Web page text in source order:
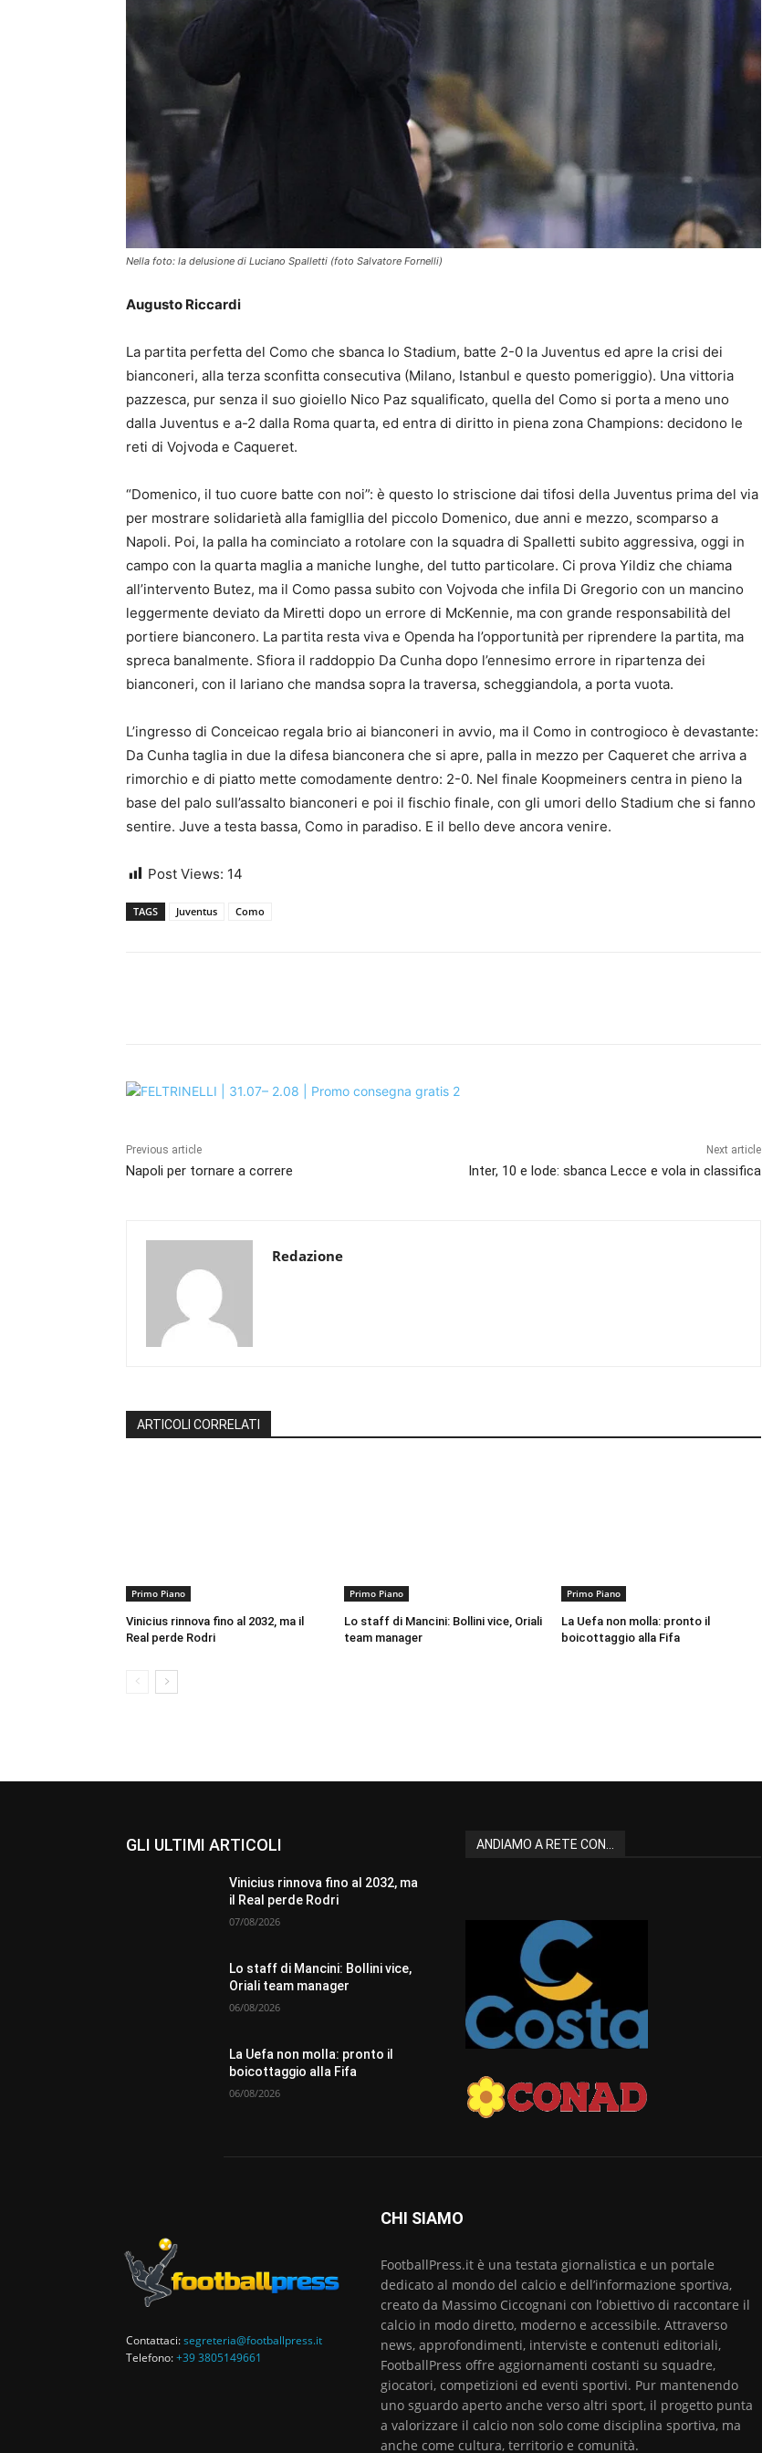
Nella foto: la delusione di Luciano Spalletti (foto Salvatore Fornelli)
Augusto Riccardi
La partita perfetta del Como che sbanca lo Stadium, batte 2-0 la Juventus ed apre la crisi dei
bianconeri, alla terza sconfitta consecutiva (Milano, Istanbul e questo pomeriggio). Una vittoria
pazzesca, pur senza il suo gioiello Nico Paz squalificato, quella del Como si porta a meno uno
dalla Juventus e a-2 dalla Roma quarta, ed entra di diritto in piena zona Champions: decidono le
reti di Vojvoda e Caqueret.
“Domenico, il tuo cuore batte con noi”: è questo lo striscione dai tifosi della Juventus prima del via
per mostrare solidarietà alla famigllia del piccolo Domenico, due anni e mezzo, scomparso a
Napoli. Poi, la palla ha cominciato a rotolare con la squadra di Spalletti subito aggressiva, oggi in
campo con la quarta maglia a maniche lunghe, del tutto particolare. Ci prova Yildiz che chiama
all’intervento Butez, ma il Como passa subito con Vojvoda che infila Di Gregorio con un mancino
leggermente deviato da Miretti dopo un errore di McKennie, ma con grande responsabilità del
portiere bianconero. La partita resta viva e Openda ha l’opportunità per riprendere la partita, ma
spreca banalmente. Sfiora il raddoppio Da Cunha dopo l’ennesimo errore in ripartenza dei
bianconeri, con il lariano che mandsa sopra la traversa, scheggiandola, a porta vuota.
L’ingresso di Conceicao regala brio ai bianconeri in avvio, ma il Como in controgioco è devastante:
Da Cunha taglia in due la difesa bianconera che si apre, palla in mezzo per Caqueret che arriva a
rimorchio e di piatto mette comodamente dentro: 2-0. Nel finale Koopmeiners centra in pieno la
base del palo sull’assalto bianconeri e poi il fischio finale, con gli umori dello Stadium che si fanno
sentire. Juve a testa bassa, Como in paradiso. E il bello deve ancora venire.
Post Views: 14
TAGS Juventus Como
Previous article
Napoli per tornare a correre
Next article
Inter, 10 e lode: sbanca Lecce e vola in classifica
Redazione
ARTICOLI CORRELATI
Primo Piano
Vinicius rinnova fino al 2032, ma il
Real perde Rodri
Primo Piano
Lo staff di Mancini: Bollini vice, Oriali
team manager
Primo Piano
La Uefa non molla: pronto il
boicottaggio alla Fifa
GLI ULTIMI ARTICOLI
Vinicius rinnova fino al 2032, ma
il Real perde Rodri
07/08/2026
Lo staff di Mancini: Bollini vice,
Oriali team manager
06/08/2026
La Uefa non molla: pronto il
boicottaggio alla Fifa
06/08/2026
ANDIAMO A RETE CON...
Contattaci:segreteria@footballpress.it
Telefono:+39 3805149661
CHI SIAMO
FootballPress.it è una testata giornalistica e un portale
dedicato al mondo del calcio e dell’informazione sportiva,
creato da Massimo Ciccognani con l’obiettivo di raccontare il
calcio in modo diretto, moderno e accessibile. Attraverso
news, approfondimenti, interviste e contenuti editoriali,
FootballPress offre aggiornamenti costanti su squadre,
giocatori, competizioni ed eventi sportivi. Pur mantenendo
uno sguardo aperto anche verso altri sport, il progetto punta
a valorizzare il calcio non solo come disciplina sportiva, ma
anche come cultura, territorio e comunità.